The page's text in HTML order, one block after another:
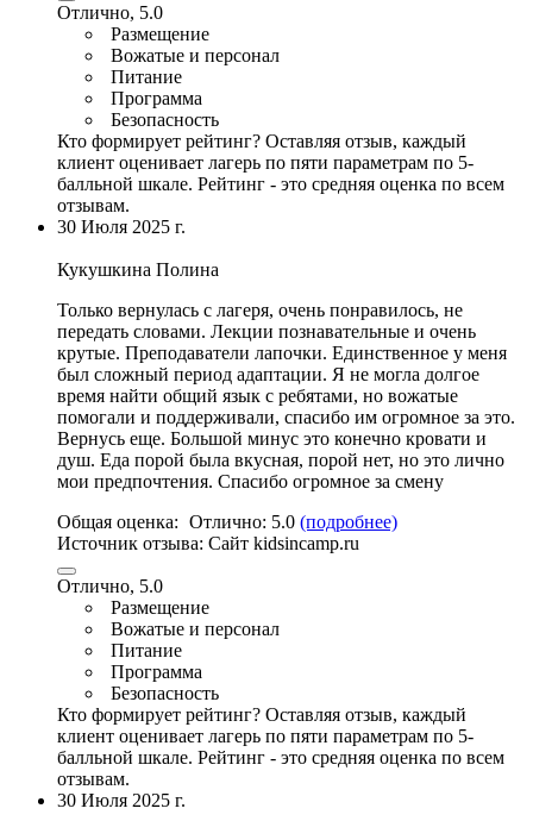
Отлично, 5.0
Размещение
Вожатые и персонал
Питание
Программа
Безопасность
Кто формирует рейтинг? Оставляя отзыв, каждый
клиент оценивает лагерь по пяти параметрам по 5-
балльной шкале. Рейтинг - это средняя оценка по всем
отзывам.
30 Июля 2025 г.
Кукушкина Полина
Только вернулась с лагеря, очень понравилось, не
передать словами. Лекции познавательные и очень
крутые. Преподаватели лапочки. Единственное у меня
был сложный период адаптации. Я не могла долгое
время найти общий язык с ребятами, но вожатые
помогали и поддерживали, спасибо им огромное за это.
Вернусь еще. Большой минус это конечно кровати и
душ. Еда порой была вкусная, порой нет, но это лично
мои предпочтения. Спасибо огромное за смену
Общая оценка: Отлично: 5.0 (подробнее)
Источник отзыва: Cайт kidsincamp.ru
Отлично, 5.0
Размещение
Вожатые и персонал
Питание
Программа
Безопасность
Кто формирует рейтинг? Оставляя отзыв, каждый
клиент оценивает лагерь по пяти параметрам по 5-
балльной шкале. Рейтинг - это средняя оценка по всем
отзывам.
30 Июля 2025 г.